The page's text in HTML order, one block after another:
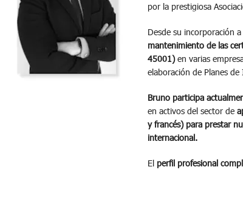
por la prestigiosa
Desde su incorporación
mantenimiento de las
45001)en varias
elaboración de Planes
Bruno participa
en activos del sector de
y francés) para prestar
internacional.
El perfil profesional